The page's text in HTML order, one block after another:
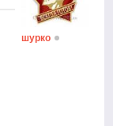
шурко